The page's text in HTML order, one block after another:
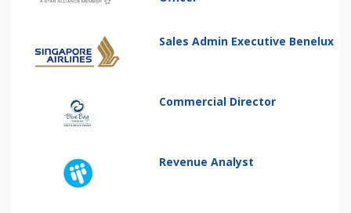
Sales Admin Executive Benelux
Commercial Director
Revenue Analyst